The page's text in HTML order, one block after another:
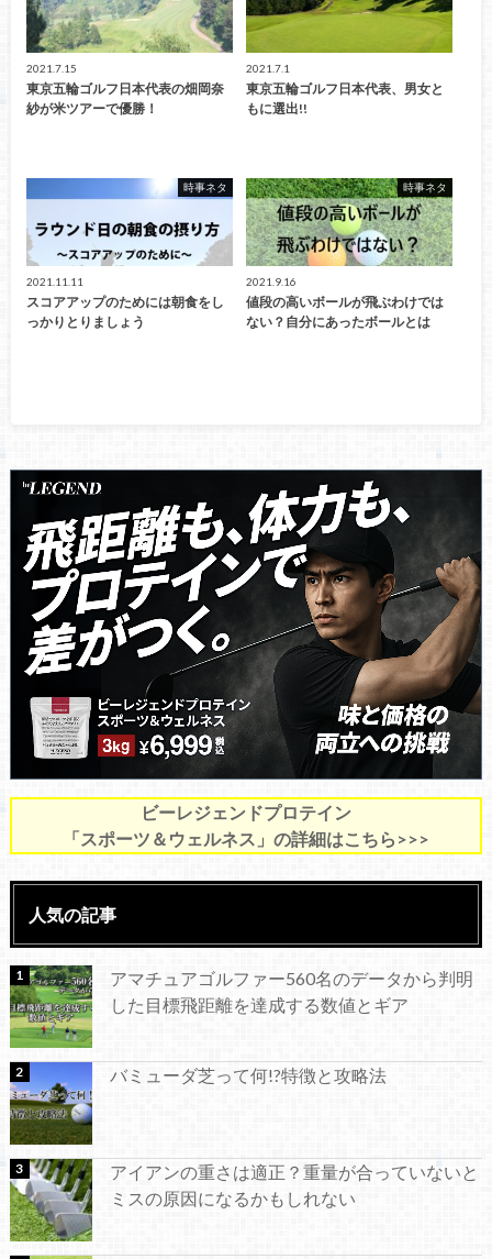
2021.7.15
東京五輪ゴルフ日本代表の畑岡奈
紗が米ツアーで優勝！
2021.7.1
東京五輪ゴルフ日本代表、男女と
もに選出!!
時事ネタ
2021.11.11
スコアアップのためには朝食をし
っかりとりましょう
時事ネタ
2021.9.16
値段の高いボールが飛ぶわけでは
ない？自分にあったボールとは
ビーレジェンドプロテイン
「スポーツ＆ウェルネス」の詳細はこちら>>>
人気の記事
アマチュアゴルファー560名のデータから判明
した目標飛距離を達成する数値とギア
バミューダ芝って何!?特徴と攻略法
アイアンの重さは適正？重量が合っていないと
ミスの原因になるかもしれない